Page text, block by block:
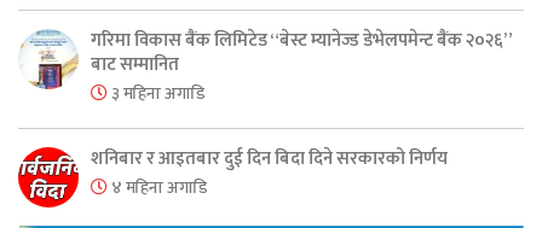
गरिमा विकास बैंक लिमिटेड “बेस्ट म्यानेज्ड डेभेलपमेन्ट बैंक २०२६”
बाट सम्मानित
३ महिना अगाडि
शनिबार र आइतबार दुई दिन बिदा दिने सरकारको निर्णय
४ महिना अगाडि